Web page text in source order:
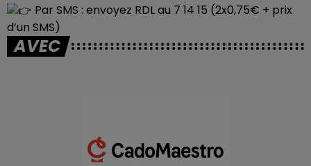
Par SMS : envoyez RDL au 7 14 15 (2x0,75€ + prix
d’un SMS)
AVEC